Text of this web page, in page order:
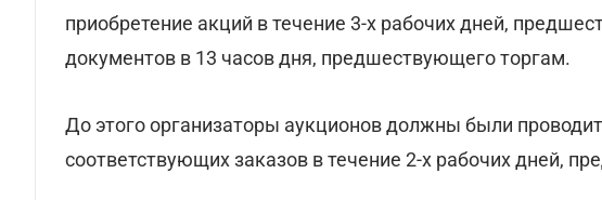
приобретение акций в течение 3-х рабочих дней,
документов в 13 часов дня, предшествующего торгам.
До этого организаторы аукционов должны были
соответствующих заказов в течение 2-х рабочих дней,